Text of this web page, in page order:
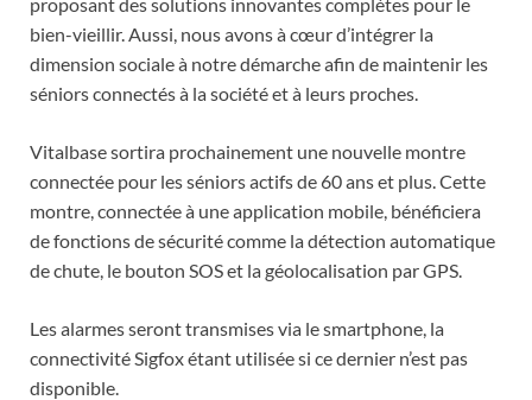
bien-vieillir. Aussi, nous avons à cœur d’intégrer la
dimension sociale à notre démarche afin de maintenir les
séniors connectés à la société et à leurs proches.
Vitalbase sortira prochainement une nouvelle montre
connectée pour les séniors actifs de 60 ans et plus. Cette
montre, connectée à une application mobile, bénéficiera
de fonctions de sécurité comme la détection automatique
de chute, le bouton SOS et la géolocalisation par GPS.
Les alarmes seront transmises via le smartphone, la
connectivité Sigfox étant utilisée si ce dernier n’est pas
disponible.